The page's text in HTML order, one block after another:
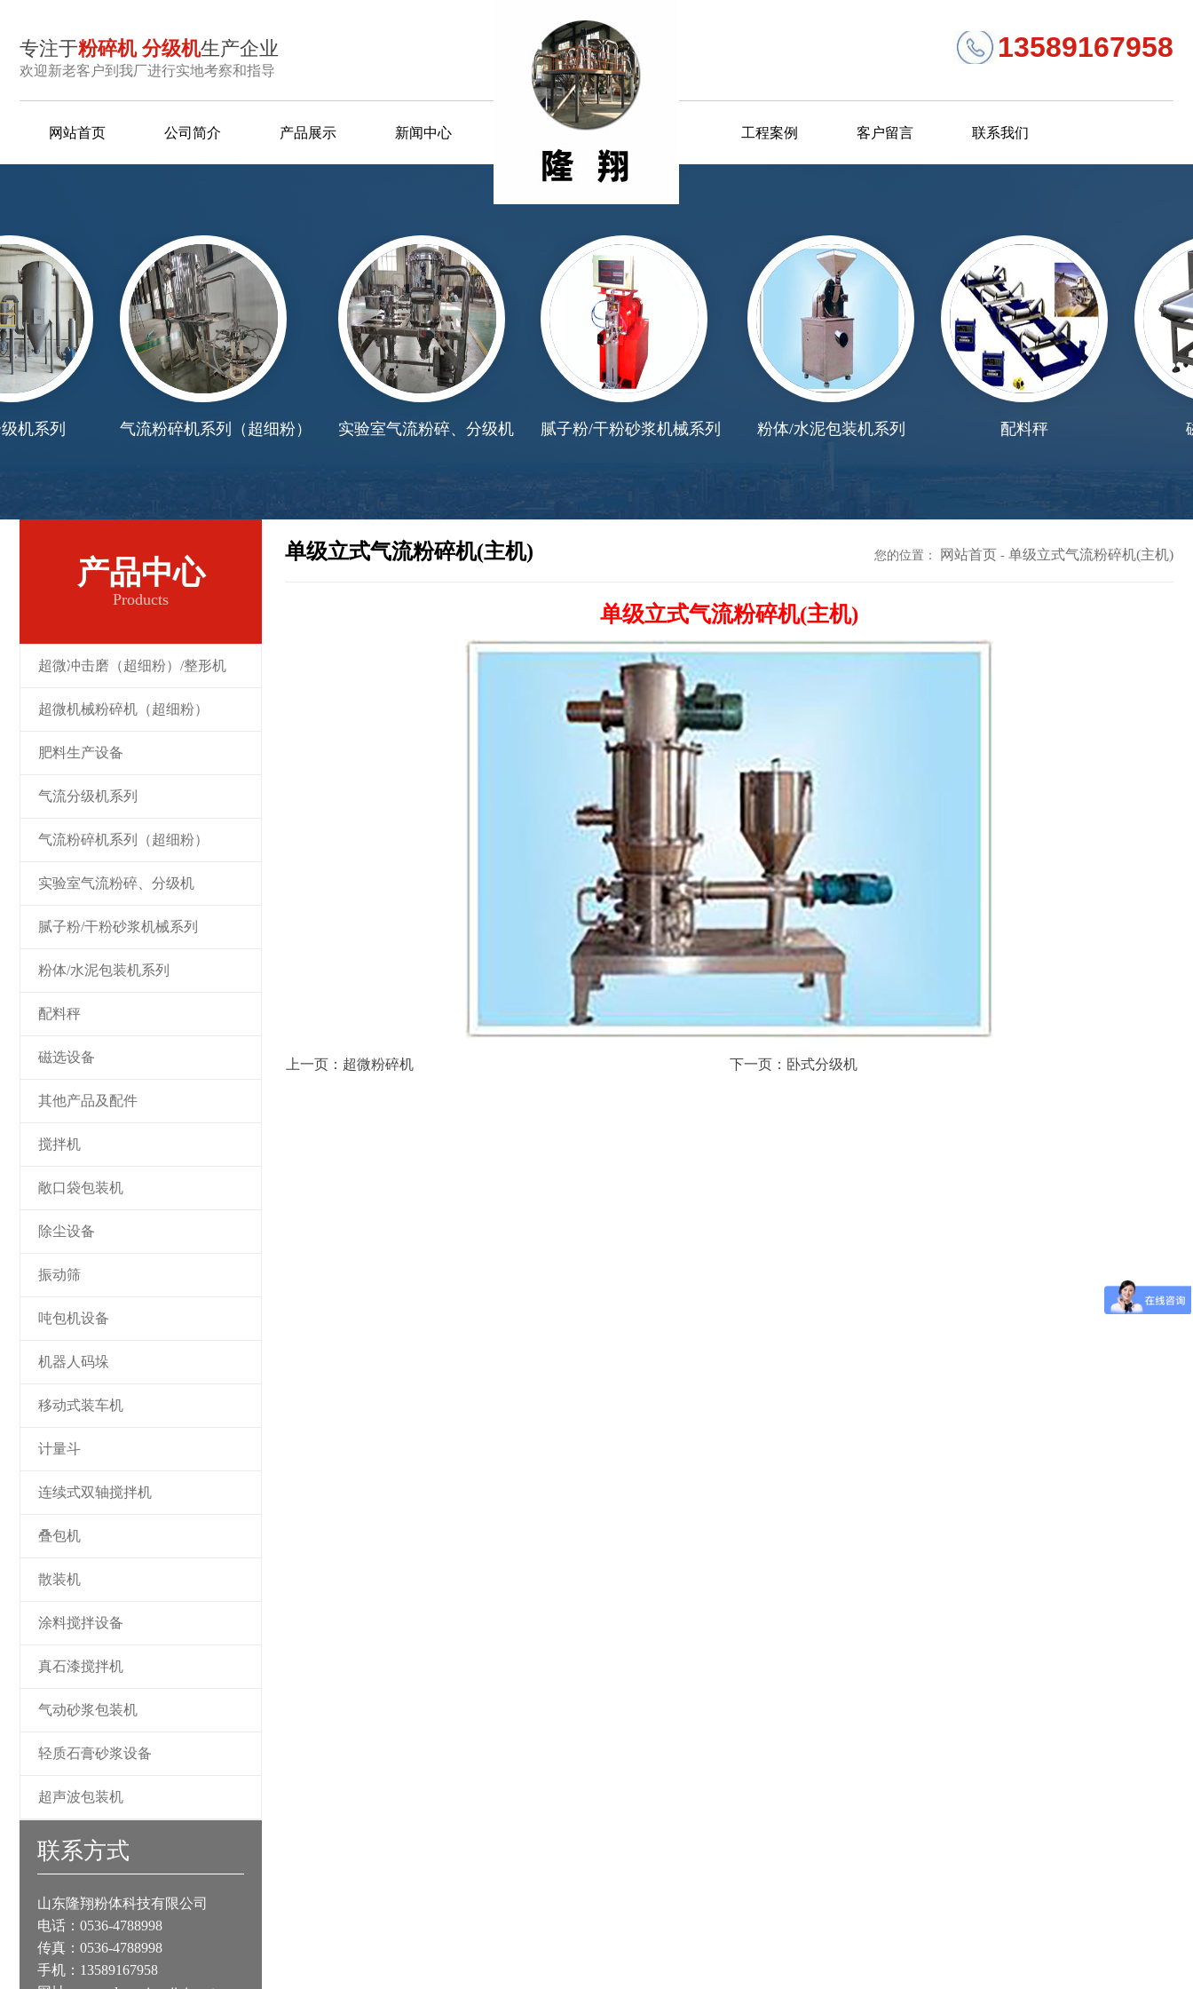
专注于粉碎机 分级机生产企业
欢迎新老客户到我厂进行实地考察和指导
13589167958
网站首页 公司简介 产品展示 新闻中心 工程案例 客户留言 联系我们
系列 气流粉碎机系列（超细粉） 实验室气流粉碎、分级机 腻子粉/干粉砂浆机械系列 粉体/水泥包装机系列 配料秤 磁
产品中心
Products
超微冲击磨（超细粉）/整形机
超微机械粉碎机（超细粉）
肥料生产设备
气流分级机系列
气流粉碎机系列（超细粉）
实验室气流粉碎、分级机
腻子粉/干粉砂浆机械系列
粉体/水泥包装机系列
配料秤
磁选设备
其他产品及配件
搅拌机
敞口袋包装机
除尘设备
振动筛
吨包机设备
机器人码垛
移动式装车机
计量斗
连续式双轴搅拌机
叠包机
散装机
涂料搅拌设备
真石漆搅拌机
气动砂浆包装机
轻质石膏砂浆设备
超声波包装机
联系方式
山东隆翔粉体科技有限公司
电话：0536-4788998
传真：0536-4788998
手机：13589167958
单级立式气流粉碎机(主机) 您的位置： 网站首页 - 单级立式气流粉碎机(主机)
单级立式气流粉碎机(主机)
上一页： 超微粉碎机 下一页： 卧式分级机